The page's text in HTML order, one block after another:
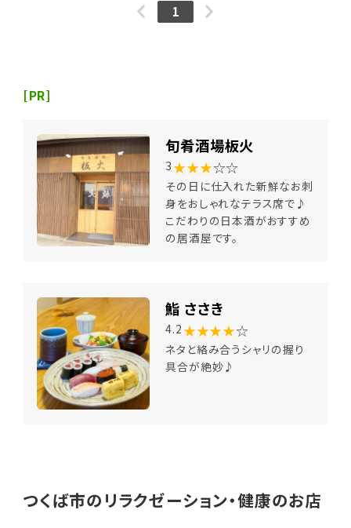
1
[PR]
旬肴酒場板火
3 ★★★☆☆
その日に仕入れた新鮮なお刺
身をおしゃれなテラス席で♪
こだわりの日本酒がおすすめ
の居酒屋です。
鮨 ささき
4.2 ★★★★☆
ネタと絡み合うシャリの握り
具合が絶妙♪
つくば市のリラクゼーション・健康のお店